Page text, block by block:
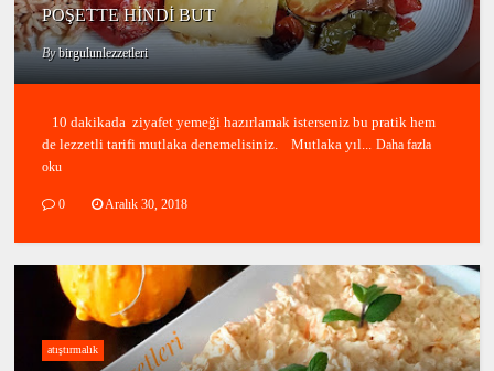
POŞETTE HİNDİ BUT
By birgulunlezzetleri
10 dakikada ziyafet yemeği hazırlamak isterseniz bu pratik hem
de lezzetli tarifi mutlaka denemelisiniz. Mutlaka yıl... Daha fazla
oku
0 Aralık 30, 2018
atıştırmalık